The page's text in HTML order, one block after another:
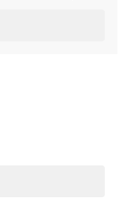
e allenatori.